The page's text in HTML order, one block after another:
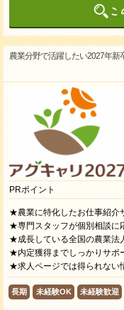
農業分野で活躍したい2027年新
PRポイント
★農業に特化したお仕事紹介
★専門スタッフが個別相談に
★成長している全国の農業法
★内定獲得までしっかりサポ
★求人ページでは得られない
長期 未経験OK 未経験歓迎